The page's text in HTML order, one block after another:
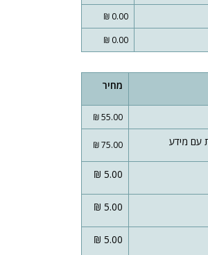
0.00 ₪
0.00 ₪
מחיר
55.00 ₪
75.00 ₪
5.00 ₪
5.00 ₪
5.00 ₪